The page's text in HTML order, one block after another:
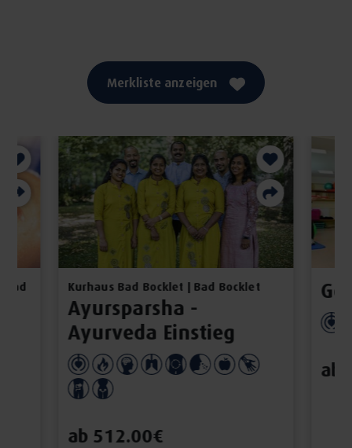
Merkliste anzeigen
Bad Kurhaus Bad Bocklet | Bad Bocklet
Ayursparsha -
Ayurveda Einstieg
ab 512.00€
ab